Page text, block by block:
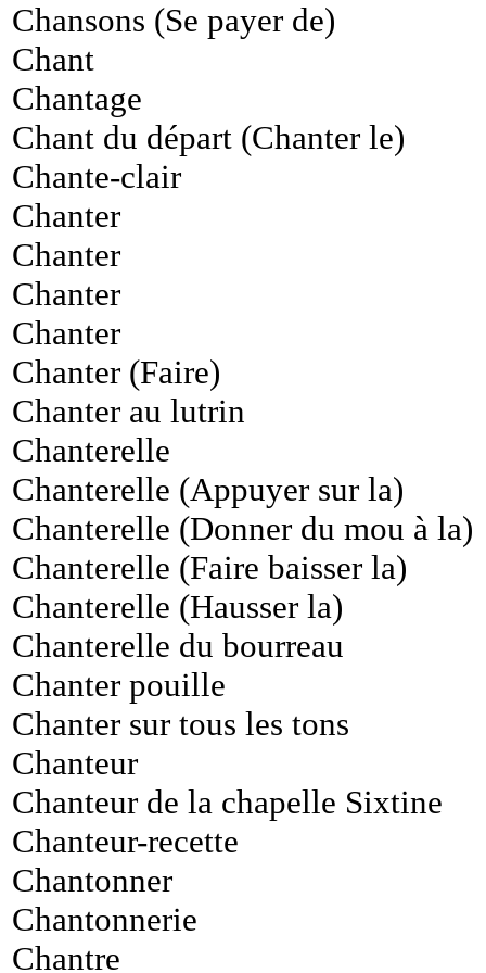
Chansons (Se payer de)
Chant
Chantage
Chant du départ (Chanter le)
Chante-clair
Chanter
Chanter
Chanter
Chanter
Chanter (Faire)
Chanter au lutrin
Chanterelle
Chanterelle (Appuyer sur la)
Chanterelle (Donner du mou à la)
Chanterelle (Faire baisser la)
Chanterelle (Hausser la)
Chanterelle du bourreau
Chanter pouille
Chanter sur tous les tons
Chanteur
Chanteur de la chapelle Sixtine
Chanteur-recette
Chantonner
Chantonnerie
Chantre